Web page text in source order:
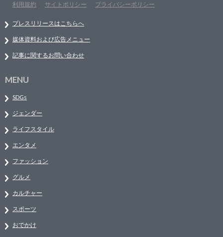
利用規約
サイトポリシー プライバシーポリシー
プレスリリースはこちらへ
媒体資料および広告メニュー
記事に関するお問い合わせ
MENU
SDGs
ジェンダー
ライフスタイル
エンタメ
ファッション
グルメ
カルチャー
スポーツ
おでかけ